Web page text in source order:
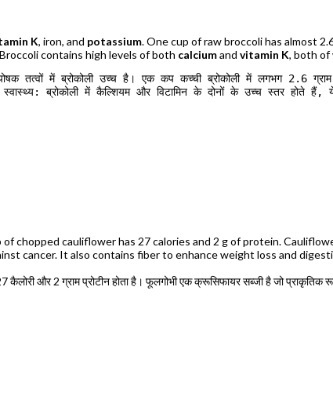
K, iron, and potassium. One cup of raw broccoli has almost
contains high levels of both calciumand vitamin K, both of
तत्वों में ब्रोकोली उच्च है। एक कप कच्ची ब्रोकोली में लगभग 2.6
ब्रोकोली में कैल्शियम और विटामिन के दोनों के उच्च स्तर होते हैं, ये
chopped cauliflower has 27 calories and 2 g of protein.
cancer. It also contains fiber to enhance weight loss and
और 2 ग्राम प्रोटीन होता है। फूलगोभी एक क्रूसिफायर सब्जी है जो